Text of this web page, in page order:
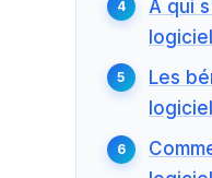
À qui
Les